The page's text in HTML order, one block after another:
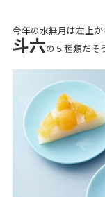
今年の水無月は左上か
斗六の５種類だそ